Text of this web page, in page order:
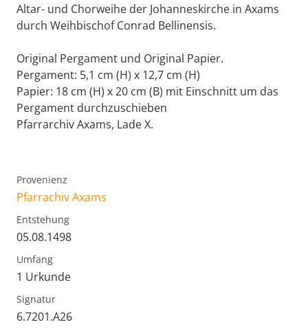
Altar- und Chorweihe der Johanneskirche in Axams
durch Weihbischof Conrad Bellinensis.
Original Pergament und Original Papier.
Pergament: 5,1 cm (H) x 12,7 cm (H)
Papier: 18 cm (H) x 20 cm (B) mit Einschnitt um das
Pergament durchzuschieben
Pfarrarchiv Axams, Lade X.
Provenienz
Pfarrachiv Axams
Entstehung
05.08.1498
Umfang
1 Urkunde
Signatur
6.7201.A26